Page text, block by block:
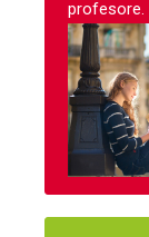
profesore.